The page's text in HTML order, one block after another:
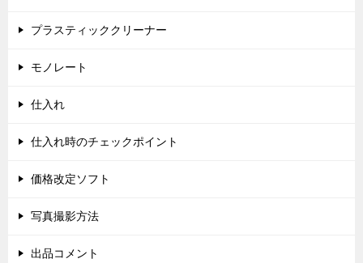
プラスティッククリーナー
モノレート
仕入れ
仕入れ時のチェックポイント
価格改定ソフト
写真撮影方法
出品コメント